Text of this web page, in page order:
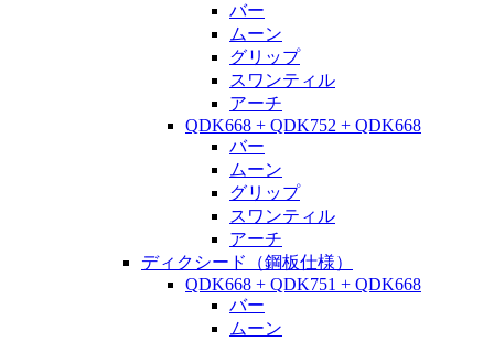
バー
ムーン
グリップ
スワンティル
アーチ
QDK668 + QDK752 + QDK668
バー
ムーン
グリップ
スワンティル
アーチ
ディクシード（鋼板仕様）
QDK668 + QDK751 + QDK668
バー
ムーン